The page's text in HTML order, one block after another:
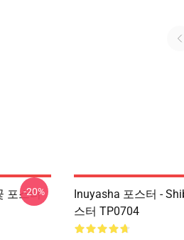
포스터
-20%
Inuyasha 포스터 -
스터 TP0704